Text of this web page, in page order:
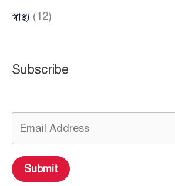
স্বাস্থ্য(12)
Subscribe
Submit